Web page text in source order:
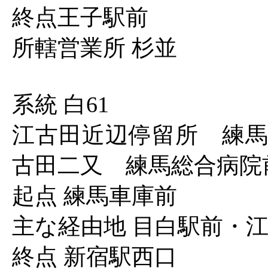
終点王子駅前
所轄営業所 杉並
系統 白61
江古田近辺停留所 練
古田二又 練馬総合病院
起点 練馬車庫前
主な経由地 目白駅前・
終点 新宿駅西口